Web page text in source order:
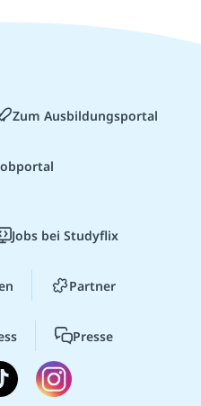
Zum Ausbildungsportal
Jobs bei Studyflix
Partner
Presse